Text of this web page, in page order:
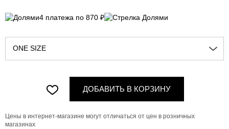
4 платежа по 870 ₽
ONE SIZE
ДОБАВИТЬ В КОРЗИНУ
Цены в интернет-магазине могут отличаться от цен в розничных
магазинах